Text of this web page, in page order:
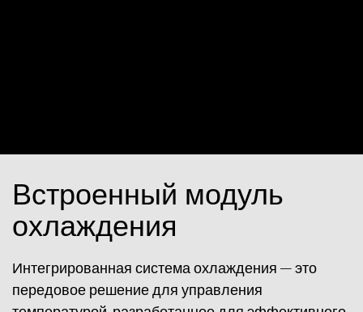
Встроенный модуль
охлаждения
Интегрированная система охлаждения — это
передовое решение для управления